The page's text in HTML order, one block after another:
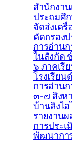
สำนักงา
ประถมศึ
จัดส่งเครื่
คัดกรอง
การอ่าน
ในสังกัด
๖ ภาคเรี
โรงเรียน
การอ่าน
๓-๗ สิงห
บ้านลิงไ
รายงาน
การประ
พัฒนากา